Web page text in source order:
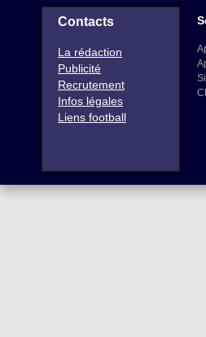
Contacts
La rédaction
Publicité
Recrutement
Infos légales
Liens football